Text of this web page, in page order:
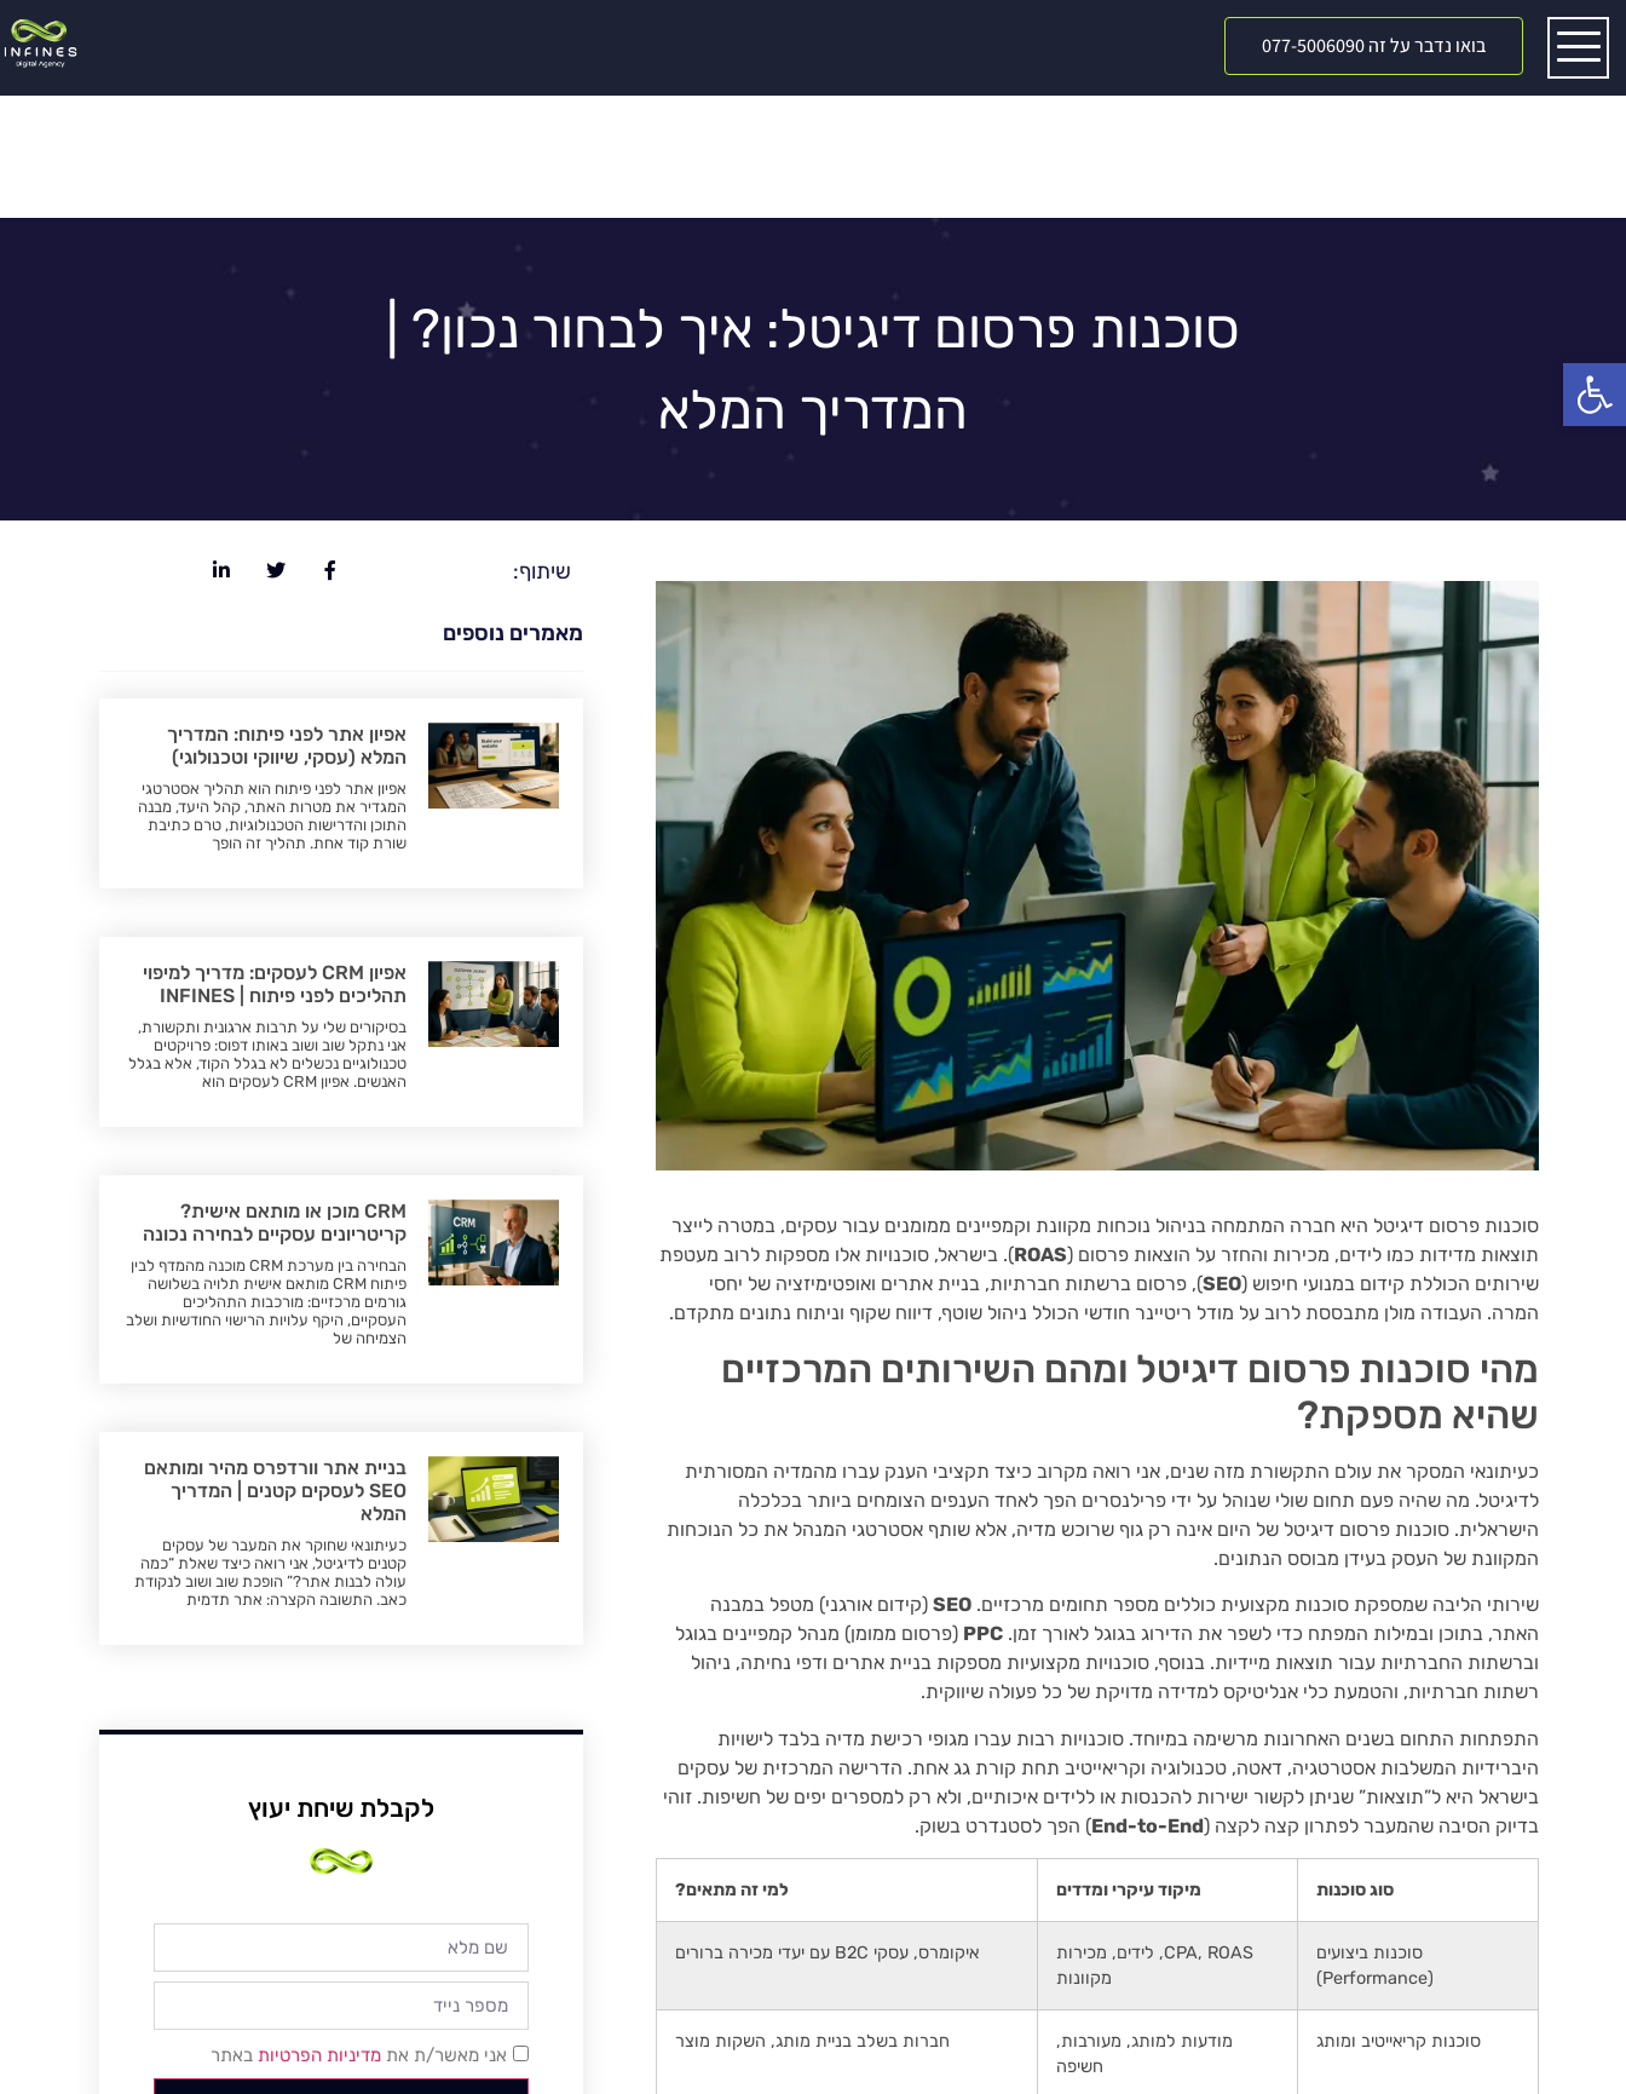
פתח סרגל נגישות
בואו נדבר על זה 077-5006090
סוכנות פרסום דיגיטל: איך לבחור נכון? |
המדריך המלא
סוכנות פרסום דיגיטל היא חברה המתמחה בניהול נוכחות מקוונת וקמפיינים ממומנים עבור עסקים, במטרה לייצר
תוצאות מדידות כמו לידים, מכירות והחזר על הוצאות פרסום (ROAS). בישראל, סוכנויות אלו מספקות לרוב מעטפת
שירותים הכוללת קידום במנועי חיפוש (SEO), פרסום ברשתות חברתיות, בניית אתרים ואופטימיזציה של יחסי
המרה. העבודה מולן מתבססת לרוב על מודל ריטיינר חודשי הכולל ניהול שוטף, דיווח שקוף וניתוח נתונים מתקדם.
מהי סוכנות פרסום דיגיטל ומהם השירותים המרכזיים
שהיא מספקת?
כעיתונאי המסקר את עולם התקשורת מזה שנים, אני רואה מקרוב כיצד תקציבי הענק עברו מהמדיה המסורתית
לדיגיטל. מה שהיה פעם תחום שולי שנוהל על ידי פרילנסרים הפך לאחד הענפים הצומחים ביותר בכלכלה
הישראלית. סוכנות פרסום דיגיטל של היום אינה רק גוף שרוכש מדיה, אלא שותף אסטרטגי המנהל את כל הנוכחות
המקוונת של העסק בעידן מבוסס הנתונים.
שירותי הליבה שמספקת סוכנות מקצועית כוללים מספר תחומים מרכזיים. SEO (קידום אורגני) מטפל במבנה
האתר, בתוכן ובמילות המפתח כדי לשפר את הדירוג בגוגל לאורך זמן. PPC (פרסום ממומן) מנהל קמפיינים בגוגל
וברשתות החברתיות עבור תוצאות מיידיות. בנוסף, סוכנויות מקצועיות מספקות בניית אתרים ודפי נחיתה, ניהול
רשתות חברתיות, והטמעת כלי אנליטיקס למדידה מדויקת של כל פעולה שיווקית.
התפתחות התחום בשנים האחרונות מרשימה במיוחד. סוכנויות רבות עברו מגופי רכישת מדיה בלבד לישויות
היברידיות המשלבות אסטרטגיה, דאטה, טכנולוגיה וקריאייטיב תחת קורת גג אחת. הדרישה המרכזית של עסקים
בישראל היא ל”תוצאות” שניתן לקשור ישירות להכנסות או ללידים איכותיים, ולא רק למספרים יפים של חשיפות. זוהי
בדיוק הסיבה שהמעבר לפתרון קצה לקצה (End-to-End) הפך לסטנדרט בשוק.
סוג סוכנות מיקוד עיקרי ומדדים למי זה מתאים?
סוכנות ביצועים
(Performance)
CPA, ROAS, לידים, מכירות
מקוונות
איקומרס, עסקי B2C עם יעדי מכירה ברורים
סוכנות קריאייטיב ומותג
מודעות למותג, מעורבות,
חשיפה
חברות בשלב בניית מותג, השקות מוצר
שיתוף:
מאמרים נוספים
אפיון אתר לפני פיתוח: המדריך
המלא (עסקי, שיווקי וטכנולוגי)
אפיון אתר לפני פיתוח הוא תהליך אסטרטגי
המגדיר את מטרות האתר, קהל היעד, מבנה
התוכן והדרישות הטכנולוגיות, טרם כתיבת
שורת קוד אחת. תהליך זה הופך
אפיון CRM לעסקים: מדריך למיפוי
תהליכים לפני פיתוח | INFINES
בסיקורים שלי על תרבות ארגונית ותקשורת,
אני נתקל שוב ושוב באותו דפוס: פרויקטים
טכנולוגיים נכשלים לא בגלל הקוד, אלא בגלל
האנשים. אפיון CRM לעסקים הוא
CRM מוכן או מותאם אישית?
קריטריונים עסקיים לבחירה נכונה
הבחירה בין מערכת CRM מוכנה מהמדף לבין
פיתוח CRM מותאם אישית תלויה בשלושה
גורמים מרכזיים: מורכבות התהליכים
העסקיים, היקף עלויות הרישוי החודשיות ושלב
הצמיחה של
בניית אתר וורדפרס מהיר ומותאם
SEO לעסקים קטנים | המדריך
המלא
כעיתונאי שחוקר את המעבר של עסקים
קטנים לדיגיטל, אני רואה כיצד שאלת “כמה
עולה לבנות אתר?” הופכת שוב ושוב לנקודת
כאב. התשובה הקצרה: אתר תדמית
לקבלת שיחת יעוץ
אני מאשר/ת את מדיניות הפרטיות באתר